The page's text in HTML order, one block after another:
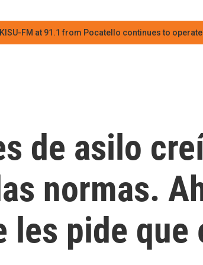
KISU-FM at 91.1 from Pocatello continues to
de asilo
normas.
les pide que